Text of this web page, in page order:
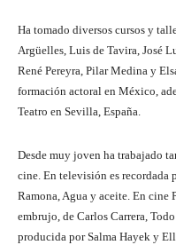
Ha tomado diversos cursos y
Argüelles, Luis de Tavira, José
René Pereyra, Pilar Medina y
formación actoral en México,
Teatro en Sevilla, España.
Desde muy joven ha trabajado
cine. En televisión es recordada
Ramona, Agua y aceite. En cine
embrujo, de Carlos Carrera,
producida por Salma Hayek y